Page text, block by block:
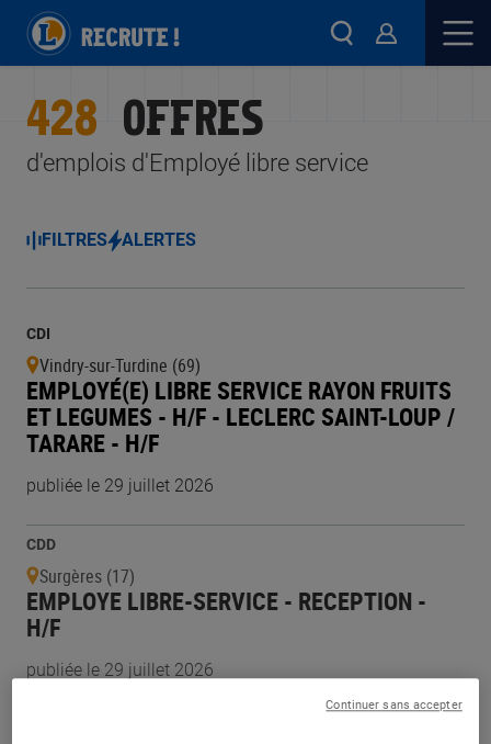
428 OFFRES
d'emplois d'Employé libre service
FILTRES ALERTES
CDI
Vindry-sur-Turdine (69)
EMPLOYÉ(E) LIBRE SERVICE RAYON FRUITS
ET LEGUMES - H/F - LECLERC SAINT-LOUP /
TARARE - H/F
publiée le 29 juillet 2026
CDD
Surgères (17)
EMPLOYE LIBRE-SERVICE - RECEPTION -
H/F
publiée le 29 juillet 2026
Continuer sans accepter